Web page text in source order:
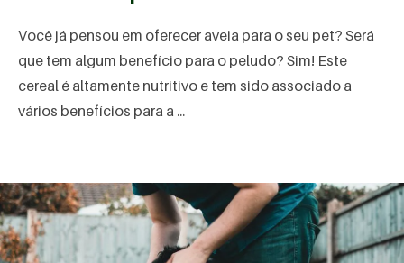
Você já pensou em oferecer aveia para o seu pet? Será
que tem algum benefício para o peludo? Sim! Este
cereal é altamente nutritivo e tem sido associado a
vários benefícios para a ...